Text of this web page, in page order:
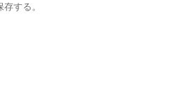
する。